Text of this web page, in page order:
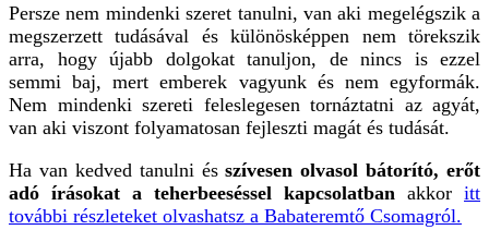
Persze nem mindenki szeret tanulni, van aki megelégszik a
megszerzett tudásával és különösképpen nem törekszik
arra, hogy újabb dolgokat tanuljon, de nincs is ezzel
semmi baj, mert emberek vagyunk és nem egyformák.
Nem mindenki szereti feleslegesen tornáztatni az agyát,
van aki viszont folyamatosan fejleszti magát és tudását.
Ha van kedved tanulni ésszívesen olvasol bátorító, erőt
adó írásokat a teherbeeséssel kapcsolatban akkor itt
további részleteket olvashatsz a Babateremtő Csomagról.